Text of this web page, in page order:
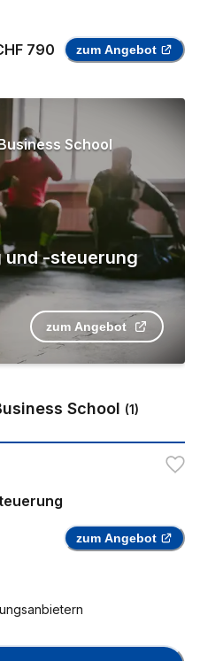
790 zum Angebot
School
und -steuerung
zum Angebot
School (1)
zum Angebot